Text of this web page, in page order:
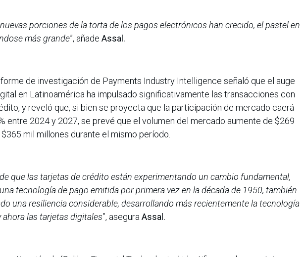
porciones de la torta de los pagos electrónicos han crecido, el pastel en
más grande”, añade Assal.
de investigación de Payments Industry Intelligence señaló que el auge
en Latinoamérica ha impulsado significativamente las transacciones con
y reveló que, si bien se proyecta que la participación de mercado caerá
entre 2024 y 2027, se prevé que el volumen del mercado aumente de $269
mil millones durante el mismo período.
que las tarjetas de crédito están experimentando un cambio fundamental,
tecnología de pago emitida por primera vez en la década de 1950, también
una resiliencia considerable, desarrollando más recientemente la tecnología
las tarjetas digitales”, asegura Assal.